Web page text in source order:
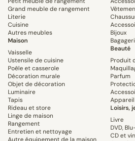
Grand meuble de rangement
Literie
Cuisine
Autres meubles
Maison
Vaisselle
Ustensile de cuisine
Poêle et casserole
Décoration murale
Objet de décoration
Luminaire
Tapis
Rideau et store
Linge de maison
Rangement
Entretien et nettoyage
Bijoux
Beauté
Produit
Parfum
Loisirs,
Livre
DVD,
CD et